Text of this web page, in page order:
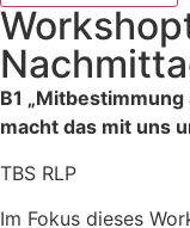
B1 „Mitbestimmung
macht das mit uns
TBS RLP
Im Fokus dieses